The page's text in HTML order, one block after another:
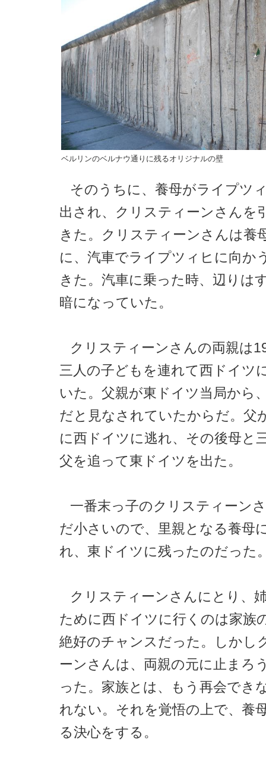
ベルリンのベルナウ通りに残るオリジナルの壁
そのうちに、養母がライプツ
出され、クリスティーンさんを
きた。クリスティーンさんは養
に、汽車でライプツィヒに向か
きた。汽車に乗った時、辺りは
暗になっていた。
クリスティーンさんの両親は
三人の子どもを連れて西ドイツ
いた。父親が東ドイツ当局から
だと見なされていたからだ。父
に西ドイツに逃れ、その後母と
父を追って東ドイツを出た。
一番末っ子のクリスティーン
だ小さいので、里親となる養母
れ、東ドイツに残ったのだった
クリスティーンさんにとり、
ために西ドイツに行くのは家族
絶好のチャンスだった。しかし
ーンさんは、両親の元に止まろ
った。家族とは、もう再会でき
れない。それを覚悟の上で、養
る決心をする。